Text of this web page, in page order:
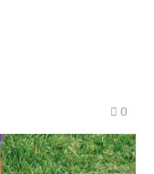
0